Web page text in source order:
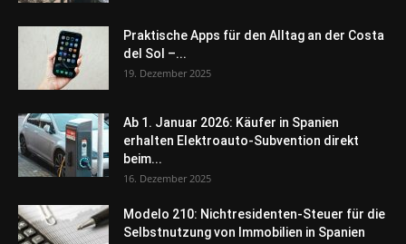
Praktische Apps für den Alltag an der Costa
del Sol –...
19. Dezember 2025
Ab 1. Januar 2026: Käufer in Spanien
erhalten Elektroauto-Subvention direkt
beim...
16. Dezember 2025
Modelo 210: Nichtresidenten-Steuer für die
Selbstnutzung von Immobilien in Spanien